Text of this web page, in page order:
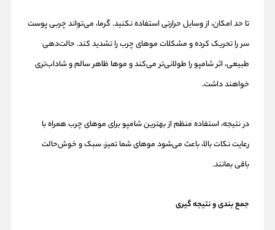
تا حد امکان، از وسایل حرارتی استفاده نکنید. گرما، می‌تواند چربی پوست
سر را تحریک کرده و مشکلات موهای چرب را تشدید کند. حالت‌دهی
طبیعی، اثر شامپو را طولانی‌تر می‌کند و موها ظاهر سالم و شاداب‌تری
خواهند داشت.
در نتیجه، استفاده منظم از بهترین شامپو برای موهای چرب همراه با
رعایت نکات بالا، باعث می‌شود موهای شما تمیز، سبک و خوش‌حالت
باقی بمانند.
جمع بندی و نتیجه گیری